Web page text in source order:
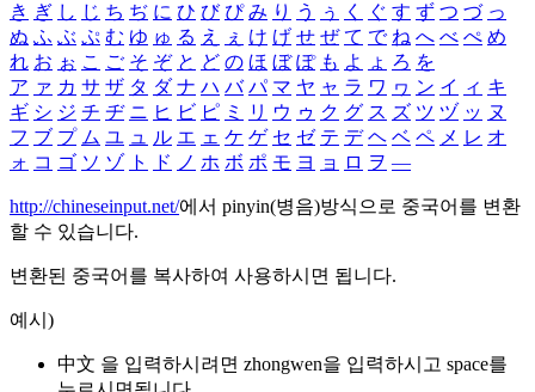
き ぎ し じ ち ぢ に ひ び ぴ み り う ぅ く ぐ す ず つ づ っ
ぬ ふ ぶ ぷ む ゆ ゅ る え ぇ け げ せ ぜ て で ね へ べ ぺ め
れ お ぉ こ ご そ ぞ と ど の ほ ぼ ぽ も よ ょ ろ を
ア ァ カ サ ザ タ ダ ナ ハ バ パ マ ヤ ャ ラ ワ ヮ ン イ ィ キ
ギ シ ジ チ ヂ ニ ヒ ビ ピ ミ リ ウ ゥ ク グ ス ズ ツ ヅ ッ ヌ
フ ブ プ ム ユ ュ ル エ ェ ケ ゲ セ ゼ テ デ ヘ ベ ペ メ レ オ
ォ コ ゴ ソ ゾ ト ド ノ ホ ボ ポ モ ヨ ョ ロ ヲ ―
http://chineseinput.net/에서 pinyin(병음)방식으로 중국어를 변환
할 수 있습니다.
변환된 중국어를 복사하여 사용하시면 됩니다.
예시)
中文 을 입력하시려면 zhongwen을 입력하시고 space를